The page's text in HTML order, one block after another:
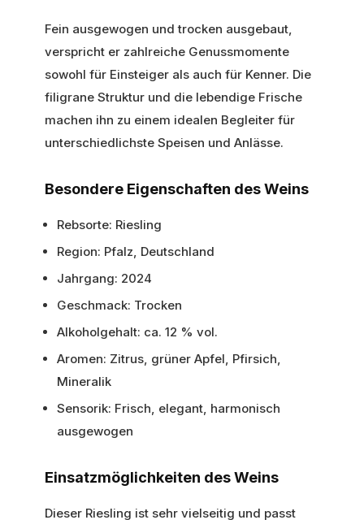
Fein ausgewogen und trocken ausgebaut,
verspricht er zahlreiche Genussmomente
sowohl für Einsteiger als auch für Kenner. Die
filigrane Struktur und die lebendige Frische
machen ihn zu einem idealen Begleiter für
unterschiedlichste Speisen und Anlässe.
Besondere Eigenschaften des Weins
Rebsorte: Riesling
Region: Pfalz, Deutschland
Jahrgang: 2024
Geschmack: Trocken
Alkoholgehalt: ca. 12 % vol.
Aromen: Zitrus, grüner Apfel, Pfirsich,
Mineralik
Sensorik: Frisch, elegant, harmonisch
ausgewogen
Einsatzmöglichkeiten des Weins
Dieser Riesling ist sehr vielseitig und passt